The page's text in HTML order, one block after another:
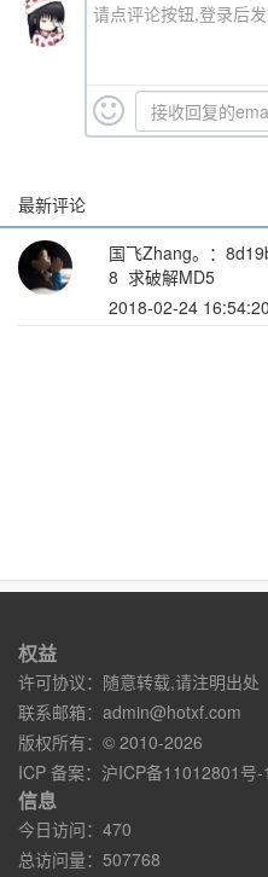
请点评论按钮,登录后
最新评论
国飞Zhang。 ：
8 求破解MD5
2018-02-24 16:54:20
权益
许可协议：随意转载,请注明出处
联系邮箱： admin@hotxf.com
版权所有：© 2010-2026
ICP 备案： 沪ICP备11012801号-1
信息
今日访问：470
总访问量：507768